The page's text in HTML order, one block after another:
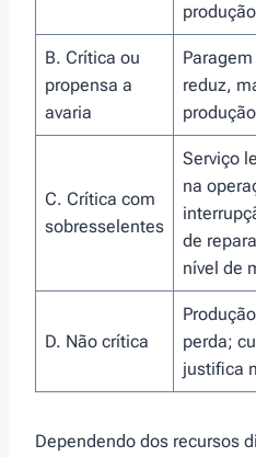
produção
B. Crítica ou
propensa a
avaria
reduz,
produção
C. Crítica com
sobresselentes
Serviço
na
de
nível de
D. Não crítica
perda;
justifica
Dependendo dos recursos